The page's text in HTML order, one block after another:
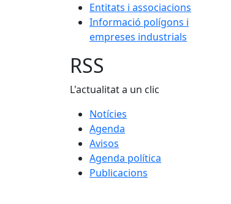
Entitats i associacions
Informació polígons i
empreses industrials
RSS
L'actualitat a un clic
Notícies
Agenda
Avisos
Agenda política
Publicacions